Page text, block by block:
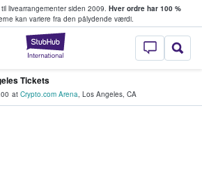
livearrangementer siden 2009. Hver ordre har 100 %
kan variere fra den pålydende værdi.
StubHub - Hvor
billetter
Tickets
at Crypto.com Arena, Los Angeles, CA